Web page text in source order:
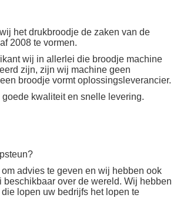
het drukbroodje de zaken van de
2008 te vormen.
wij in allerlei die broodje machine
zijn, zijn wij machine geen
broodje vormt oplossingsleverancier.
goede kwaliteit en snelle levering.
advies te geven en wij hebben ook
beschikbaar over de wereld. Wij hebben
lopen uw bedrijfs het lopen te